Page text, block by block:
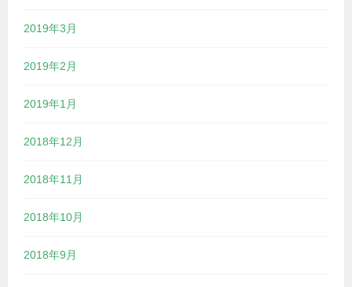
2019年3月
2019年2月
2019年1月
2018年12月
2018年11月
2018年10月
2018年9月